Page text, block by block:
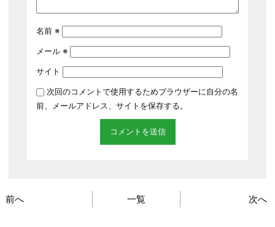
名前 ※
メール ※
サイト
次回のコメントで使用するためブラウザーに自分の名
前、メールアドレス、サイトを保存する。
前へ 一覧 次へ